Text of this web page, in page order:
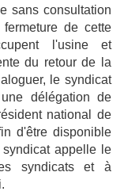
sans consultation
de cette
l'usine et
du retour de la
le syndicat
délégation de
national de
d'être disponible
appelle le
syndicats et à